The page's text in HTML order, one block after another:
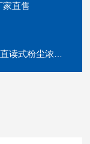
直售
浓度测量仪 液晶